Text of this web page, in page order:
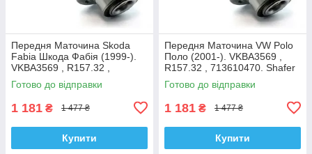
Передня Маточина Skoda
Fabia Шкода Фабія (1999-).
VKBA3569 , R157.32 ,
713610470. Shafer Австрія
Готово до відправки
1 181 ₴ 1 477 ₴
Купити
Передня Маточина VW Polo
Поло (2001-). VKBA3569 ,
R157.32 , 713610470. Shafer
Австрія
Готово до відправки
1 181 ₴ 1 477 ₴
Купити